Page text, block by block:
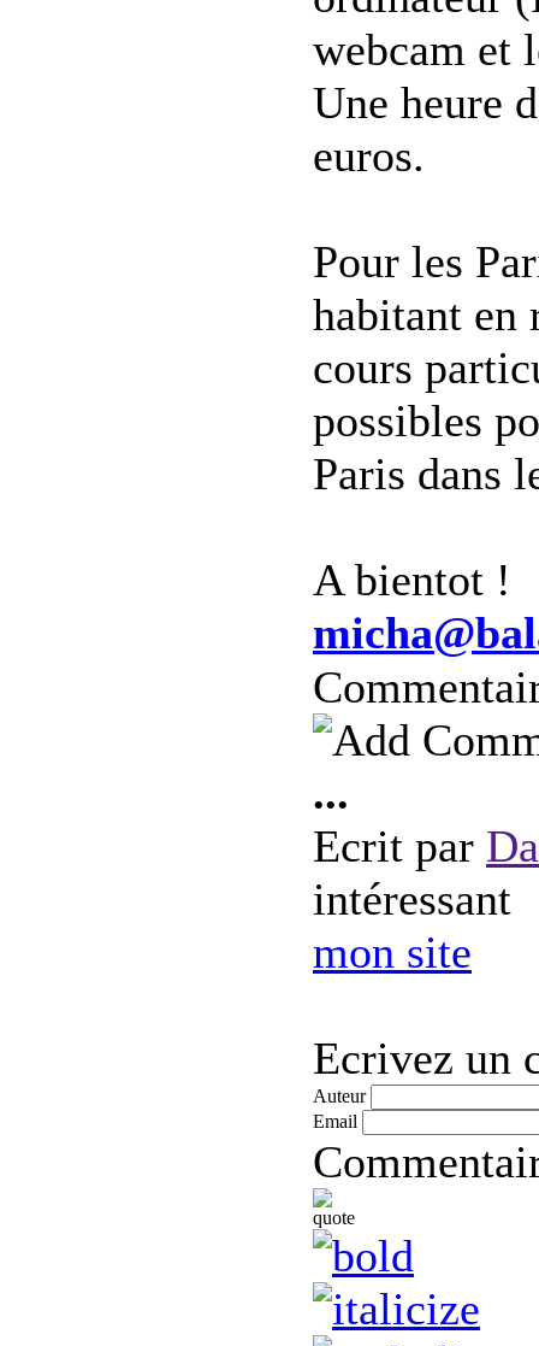
webcam et
Une heure
euros.
Pour les
habitant en
cours
possibles
Paris dans
A bientot !
...
Ecrit par
intéressant
mon site
Ecrivez un
Auteur
Email